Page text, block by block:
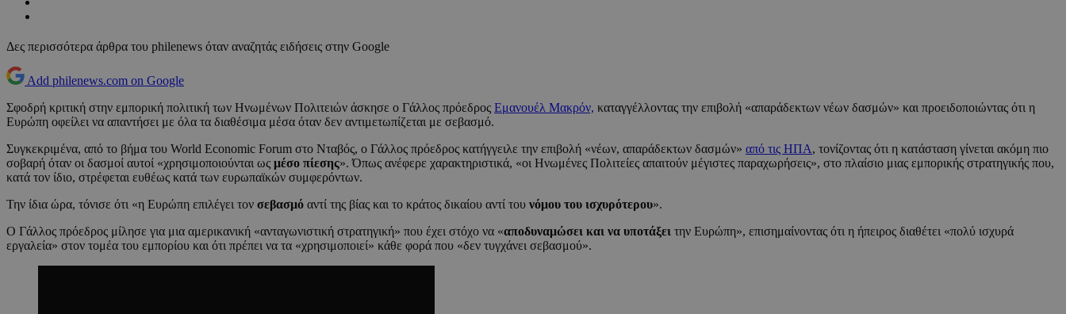
Δες περισσότερα άρθρα του philenews όταν αναζητάς ειδήσεις στην Google
Add philenews.com on Google
Σφοδρή κριτική στην εμπορική πολιτική των Ηνωμένων Πολιτειών άσκησε ο Γάλλος πρόεδρος Εμανουέλ Μακρόν, καταγγέλλοντας την επιβολή «απαράδεκτων νέων δασμών» και προειδοποιώντας ότι η
Ευρώπη οφείλει να απαντήσει με όλα τα διαθέσιμα μέσα όταν δεν αντιμετωπίζεται με σεβασμό.
Συγκεκριμένα, από το βήμα του World Economic Forum στο Νταβός, ο Γάλλος πρόεδρος κατήγγειλε την επιβολή «νέων, απαράδεκτων δασμών» από τις ΗΠΑ, τονίζοντας ότι η κατάσταση γίνεται ακόμη πιο
σοβαρή όταν οι δασμοί αυτοί «χρησιμοποιούνται ως μέσο πίεσης». Όπως ανέφερε χαρακτηριστικά, «οι Ηνωμένες Πολιτείες απαιτούν μέγιστες παραχωρήσεις», στο πλαίσιο μιας εμπορικής στρατηγικής που,
κατά τον ίδιο, στρέφεται ευθέως κατά των ευρωπαϊκών συμφερόντων.
Την ίδια ώρα, τόνισε ότι «η Ευρώπη επιλέγει τον σεβασμό αντί της βίας και το κράτος δικαίου αντί του νόμου του ισχυρότερου».
Ο Γάλλος πρόεδρος μίλησε για μια αμερικανική «ανταγωνιστική στρατηγική» που έχει στόχο να «αποδυναμώσει και να υποτάξει την Ευρώπη», επισημαίνοντας ότι η ήπειρος διαθέτει «πολύ ισχυρά
εργαλεία» στον τομέα του εμπορίου και ότι πρέπει να τα «χρησιμοποιεί» κάθε φορά που «δεν τυγχάνει σεβασμού».